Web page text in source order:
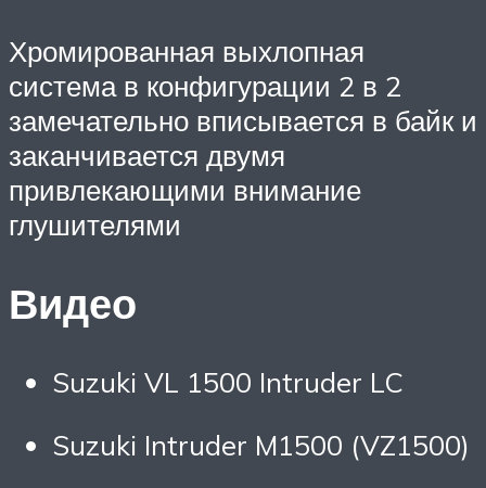
Хромированная выхлопная
система в конфигурации 2 в 2
замечательно вписывается в байк и
заканчивается двумя
привлекающими внимание
глушителями
Видео
Suzuki VL 1500 Intruder LC
Suzuki Intruder M1500 (VZ1500)